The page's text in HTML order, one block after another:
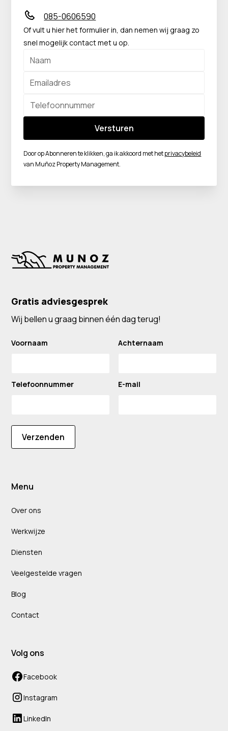
085-0606590
Of vult u hier het formulier in, dan nemen wij graag zo
snel mogelijk contact met u op.
Door op Abonneren te klikken, ga ik akkoord met hetprivacybeleid
van Muñoz Property Management.
Gratis adviesgesprek
Wij bellen u graag binnen één dag terug!
Voornaam Achternaam
Telefoonnummer E-mail
Verzenden
Menu
Over ons
Werkwijze
Diensten
Veelgestelde vragen
Blog
Contact
Volg ons
Facebook
Instagram
LinkedIn